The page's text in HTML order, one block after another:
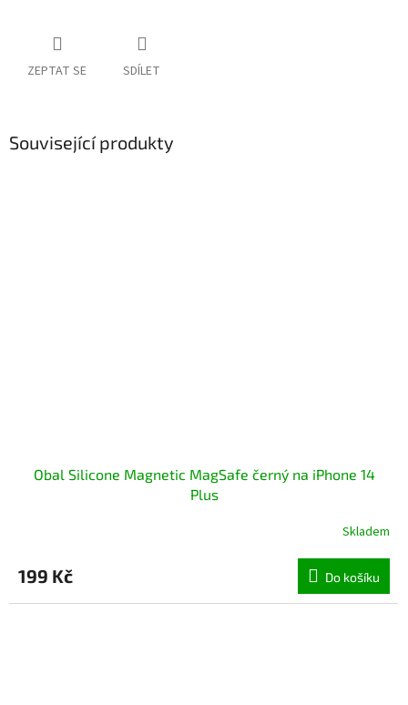
ZEPTAT SE SDÍLET
Související produkty
Obal Silicone Magnetic MagSafe černý na iPhone 14
Plus
Skladem
199 Kč Do košíku